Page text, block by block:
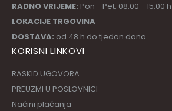
RADNO VRIJEME: Pon - Pet: 08:00 - 15:00 h
LOKACIJE TRGOVINA
DOSTAVA: od 48 h do tjedan dana
KORISNI LINKOVI
RASKID UGOVORA
PREUZMI U POSLOVNICI
Načini plaćanja